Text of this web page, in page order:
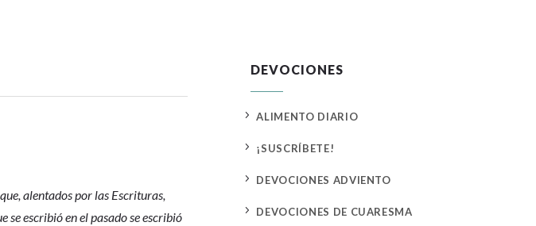
alentados por las Escrituras,
se escribió en el pasado se escribió
DEVOCIONES
5 ALIMENTO DIARIO
5 ¡SUSCRÍBETE!
5 DEVOCIONES ADVIENTO
5 DEVOCIONES DE CUARESMA